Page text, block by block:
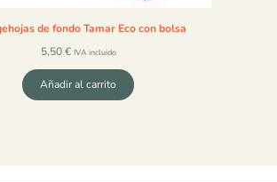
de fondo Tamar Eco con bolsa
5,50€ IVA incluido
Añadir al carrito